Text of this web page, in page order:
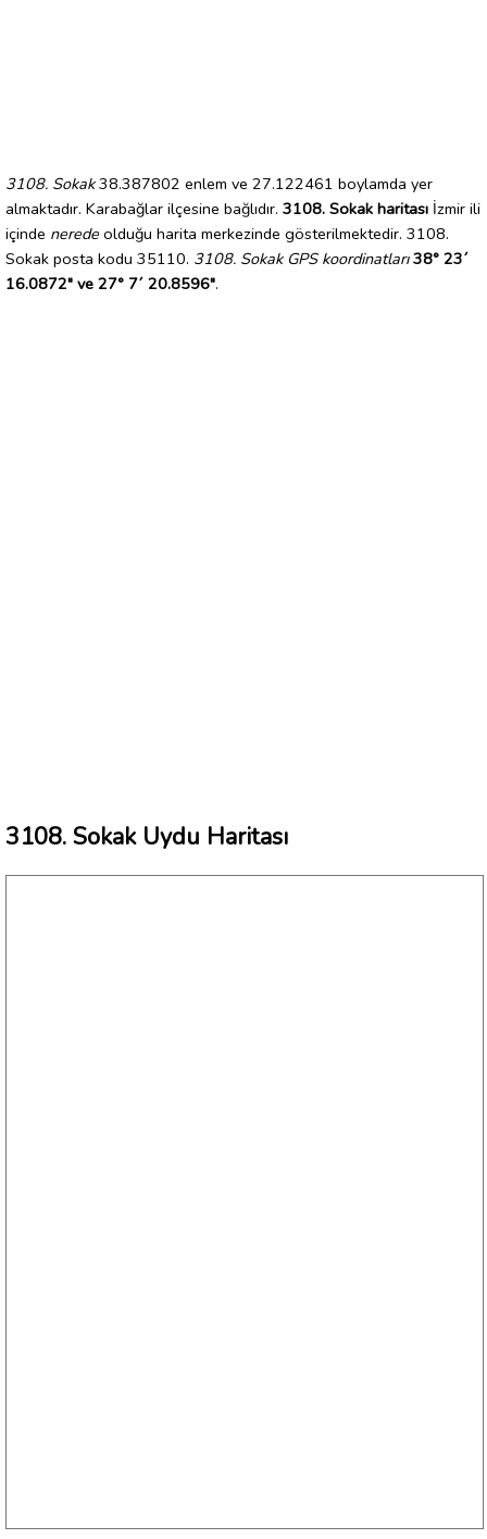
3108. Sokak38.387802 enlem ve 27.122461 boylamda yer
almaktadır. Karabağlar ilçesine bağlıdır. 3108. Sokak haritası İzmir ili
içinde nerede olduğu harita merkezinde gösterilmektedir. 3108.
Sokak posta kodu 35110. 3108. Sokak GPS koordinatları 38° 23´
16.0872" ve 27° 7´ 20.8596".
3108. Sokak Uydu Haritası